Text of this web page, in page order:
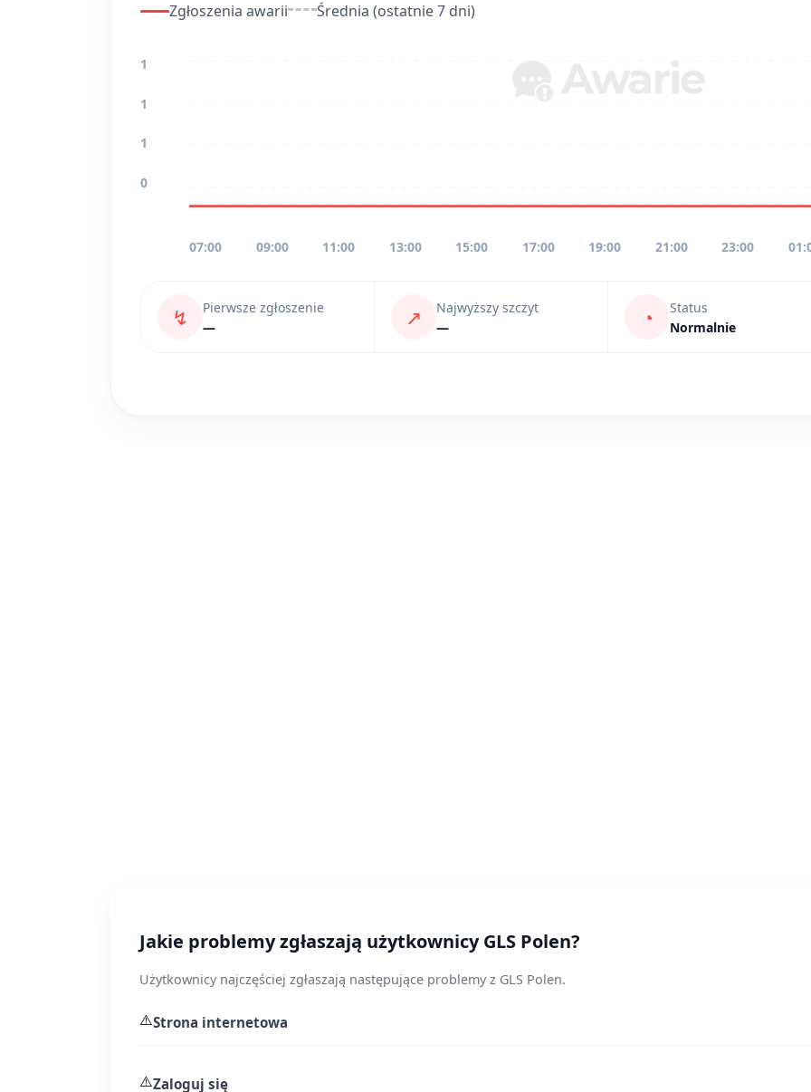
Zgłoszenia awarii Średnia (ostatnie 7 dni)
1
1
1
0
07:00 09:00 11:00 13:00 15:00 17:00 19:00 21:00 23:00
↯
Pierwsze zgłoszenie
—
↗
Najwyższy szczyt
—
◔
Status
Normalnie
Jakie problemy zgłaszają użytkownicy GLS Polen?
Użytkownicy najczęściej zgłaszają następujące problemy z GLS Polen.
⚠️Strona internetowa
⚠️Zaloguj się